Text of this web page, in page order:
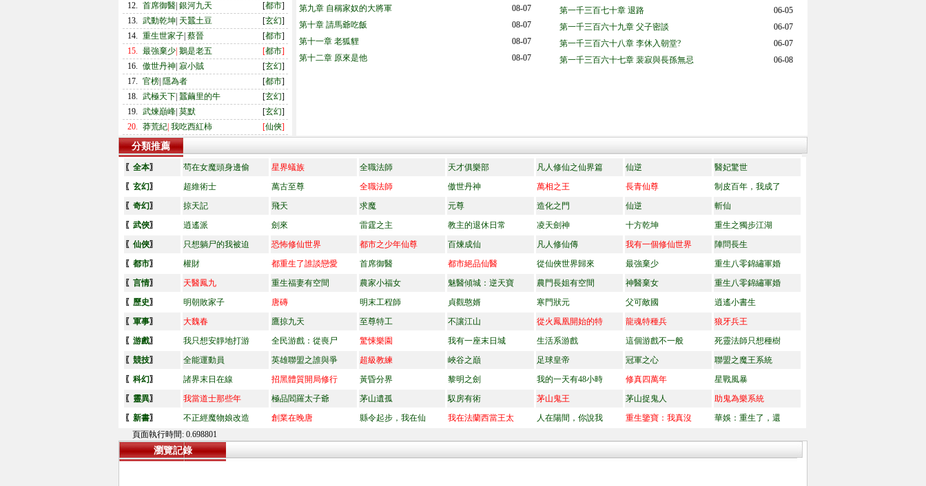
12. 首席御醫 銀河九天 [都市]
13. 武動乾坤 天蠶土豆 [玄幻]
14. 重生世家子 蔡晉 [都市]
15. 最強棄少 鵝是老五 [都市]
16. 傲世丹神 寂小賊 [玄幻]
17. 官榜 隱為者 [都市]
18. 武極天下 蠶繭里的牛 [玄幻]
19. 武煉巔峰 莫默 [玄幻]
20. 莽荒紀 我吃西紅柿 [仙俠]
第九章 自稱家奴的大將軍
08-07
第十章 請馬爺吃飯
08-07
第十一章 老狐貍
08-07
第十二章 原來是他
08-07
第一千三百七十章 退路
06-05
第一千三百六十九章 父子密談
06-07
第一千三百六十八章 李休入朝堂?
06-07
第一千三百六十七章 裴寂與長孫無忌
06-08
分類推薦
〖 全本〗 茍在女魔頭身邊偷 星界蟻族 全職法師 天才俱樂部 凡人修仙之仙界篇 仙逆
醫妃驚世
〖 玄幻〗 超維術士 萬古至尊 全職法師 傲世丹神 萬相之王 長青仙尊
制皮百年，我成了
〖 奇幻〗 掠天記 飛天 求魔 元尊 造化之門 仙逆
斬仙
〖 武俠〗 逍遙派 劍來 雷霆之主 教主的退休日常 凌天劍神 十方乾坤
重生之獨步江湖
〖 仙俠〗 只想躺尸的我被迫 恐怖修仙世界 都市之少年仙尊 百煉成仙 凡人修仙傳 我有一個修仙世界
陣問長生
〖 都市〗 權財 都重生了誰談戀愛 首席御醫 都市絕品仙醫 從仙俠世界歸來 最強棄少
重生八零錦繡軍婚
〖 言情〗 天醫鳳九 重生福妻有空間 農家小福女 魅醫傾城：逆天寶 農門長姐有空間 神醫棄女
重生八零錦繡軍婚
〖 歷史〗 明朝敗家子 唐磚 明末工程師 貞觀憨婿 寒門狀元 父可敵國
逍遙小書生
〖 軍事〗 大魏春 鷹掠九天 至尊特工 不讓江山 從火鳳凰開始的特 龍魂特種兵
狼牙兵王
〖 游戲〗 我只想安靜地打游 全民游戲：從喪尸 驚悚樂園 我有一座末日城 生活系游戲 這個游戲不一般
死靈法師只想種樹
〖 競技〗 全能運動員 英雄聯盟之誰與爭 超級教練 峽谷之巔 足球皇帝 冠軍之心
聯盟之魔王系統
〖 科幻〗 諸界末日在線 招黑體質開局修行 黃昏分界 黎明之劍 我的一天有48小時 修真四萬年
星戰風暴
〖 靈異〗 我當道士那些年 極品閻羅太子爺 茅山遺孤 馭房有術 茅山鬼王 茅山捉鬼人
助鬼為樂系統
〖 新書〗 不正經魔物娘改造 創業在晚唐 縣令起步，我在仙 我在法蘭西當王太 人在陽間，你說我 重生鑒寶：我真沒
華娛：重生了，還
頁面執行時間: 0.698801
瀏覽記錄